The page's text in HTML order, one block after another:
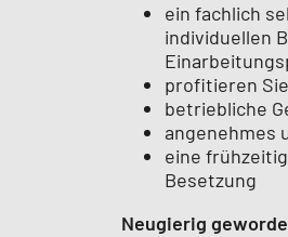
ein fachlich
individuellen
profitieren
betriebliche
angenehmes
eine
Besetzung
Neugierig